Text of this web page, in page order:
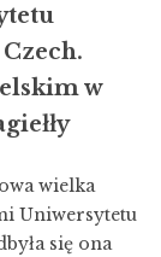
w
wielka
Uniwersytetu
się ona